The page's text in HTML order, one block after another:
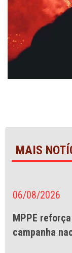
MAIS
06/08/2026
MPPE
campanha